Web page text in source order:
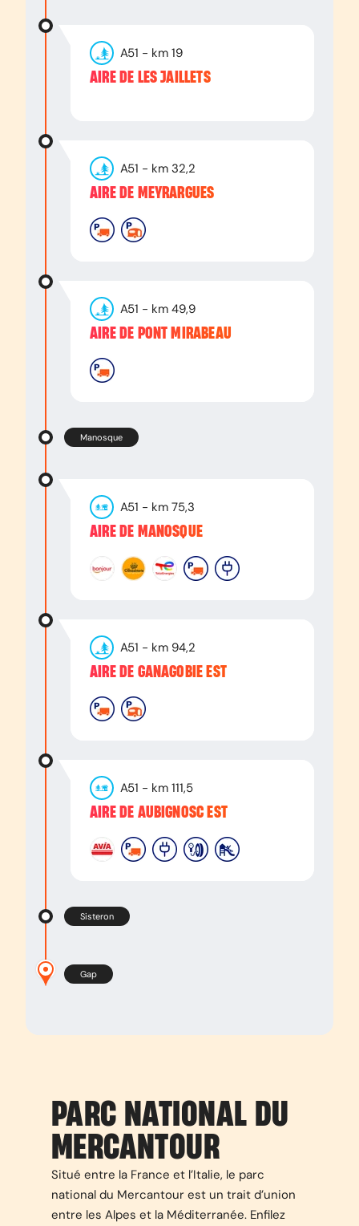
A51 - km 19
AIRE DE LES JAILLETS
A51 - km 32,2
AIRE DE MEYRARGUES
A51 - km 49,9
AIRE DE PONT MIRABEAU
Manosque
A51 - km 75,3
AIRE DE MANOSQUE
A51 - km 94,2
AIRE DE GANAGOBIE EST
A51 - km 111,5
AIRE DE AUBIGNOSC EST
Sisteron
Gap
PARC NATIONAL DU
MERCANTOUR
Situé entre la France et l’Italie, le parc
national du Mercantour est un trait d’union
entre les Alpes et la Méditerranée. Enfilez